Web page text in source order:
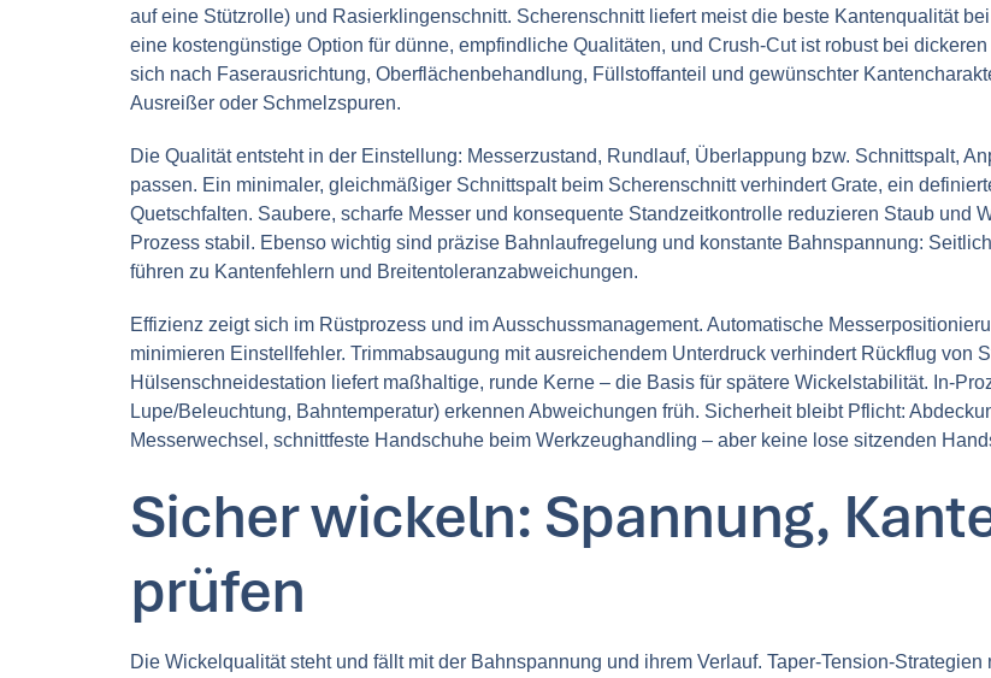
auf eine Stützrolle) und Rasierklingenschnitt. Scherenschnitt liefert meist die beste Kantenqualität
eine kostengünstige Option für dünne, empfindliche Qualitäten, und Crush-Cut ist robust bei
sich nach Faserausrichtung, Oberflächenbehandlung, Füllstoffanteil und gewünschter
Ausreißer oder Schmelzspuren.
Die Qualität entsteht in der Einstellung: Messerzustand, Rundlauf, Überlappung bzw. Schnittspalt,
passen. Ein minimaler, gleichmäßiger Schnittspalt beim Scherenschnitt verhindert Grate, ein
Quetschfalten. Saubere, scharfe Messer und konsequente Standzeitkontrolle reduzieren Staub und
Prozess stabil. Ebenso wichtig sind präzise Bahnlaufregelung und konstante Bahnspannung:
führen zu Kantenfehlern und Breitentoleranzabweichungen.
Effizienz zeigt sich im Rüstprozess und im Ausschussmanagement. Automatische
minimieren Einstellfehler. Trimmabsaugung mit ausreichendem Unterdruck verhindert Rückflug von
Hülsenschneidestation liefert maßhaltige, runde Kerne – die Basis für spätere Wickelstabilität. In-
Lupe/Beleuchtung, Bahntemperatur) erkennen Abweichungen früh. Sicherheit bleibt Pflicht:
Messerwechsel, schnittfeste Handschuhe beim Werkzeughandling – aber keine lose sitzenden
Sicher wickeln: Spannung,
prüfen
Die Wickelqualität steht und fällt mit der Bahnspannung und ihrem Verlauf. Taper-Tension-